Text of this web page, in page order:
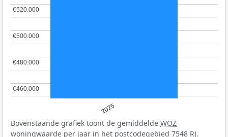
2025
€460.000
€460.000
€480.000
€480.000
€500.000
€500.000
€520.000
€520.000
Bovenstaande grafiek toont de gemiddelde WOZ
woningwaarde per jaar in het postcodegebied 7548 RJ.